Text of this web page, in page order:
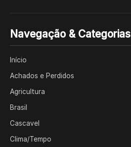
Navegação & Categorias
Início
Achados e Perdidos
Agricultura
Brasil
Cascavel
Clima/Tempo